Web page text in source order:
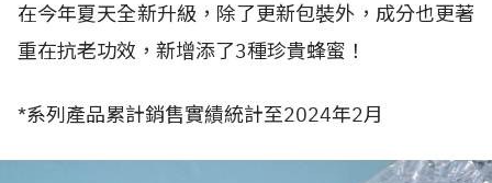
在今年夏天全新升級，除了更新包裝外，成分也更著
重在抗老功效，新增添了3種珍貴蜂蜜！
*系列產品累計銷售實績統計至2024年2月